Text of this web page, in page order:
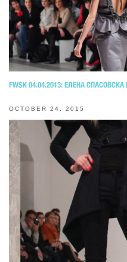
FWSK 04.04.2013: ЕЛЕНА СПАСОВСКА |
OCTOBER 24, 2015